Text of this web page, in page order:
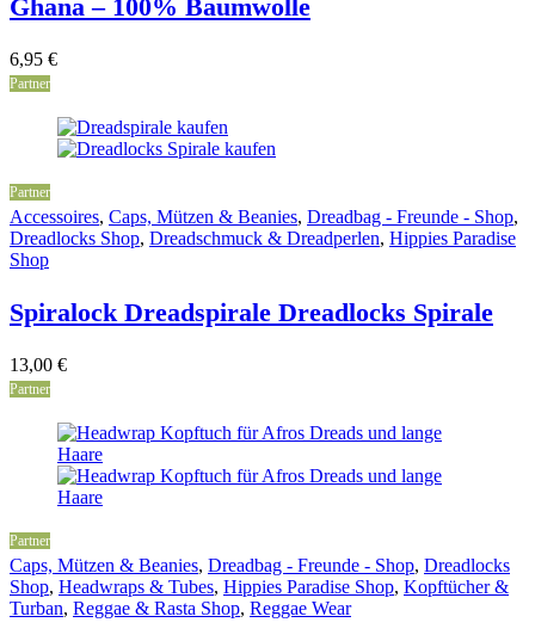
Ghana – 100% Baumwolle
6,95 €
Partner
Partner
Accessoires, Caps, Mützen & Beanies, Dreadbag - Freunde - Shop,
Dreadlocks Shop, Dreadschmuck & Dreadperlen, Hippies Paradise
Shop
Spiralock Dreadspirale Dreadlocks Spirale
13,00 €
Partner
Partner
Caps, Mützen & Beanies, Dreadbag - Freunde - Shop, Dreadlocks
Shop, Headwraps & Tubes, Hippies Paradise Shop, Kopftücher &
Turban, Reggae & Rasta Shop, Reggae Wear